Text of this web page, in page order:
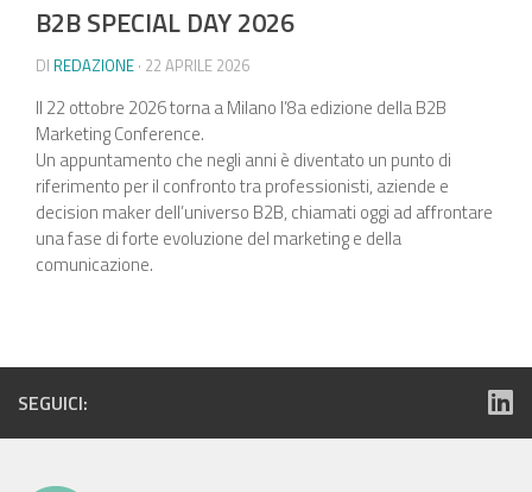
B2B SPECIAL DAY 2026
DI REDAZIONE · 22 APRILE 2026
ll 22 ottobre 2026 torna a Milano l’8a edizione della B2B
Marketing Conference.
Un appuntamento che negli anni è diventato un punto di
riferimento per il confronto tra professionisti, aziende e
decision maker dell’universo B2B, chiamati oggi ad affrontare
una fase di forte evoluzione del marketing e della
comunicazione.
SEGUICI: